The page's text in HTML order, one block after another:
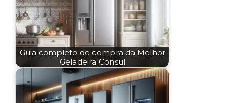
Guia completo de compra da Melhor
Geladeira Consul